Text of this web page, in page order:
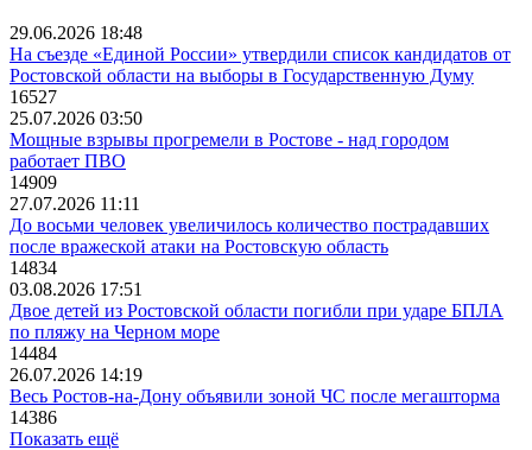
29.06.2026 18:48
На съезде «Единой России» утвердили список кандидатов от
Ростовской области на выборы в Государственную Думу
16527
25.07.2026 03:50
Мощные взрывы прогремели в Ростове - над городом
работает ПВО
14909
27.07.2026 11:11
До восьми человек увеличилось количество пострадавших
после вражеской атаки на Ростовскую область
14834
03.08.2026 17:51
Двое детей из Ростовской области погибли при ударе БПЛА
по пляжу на Черном море
14484
26.07.2026 14:19
Весь Ростов-на-Дону объявили зоной ЧС после мегашторма
14386
Показать ещё